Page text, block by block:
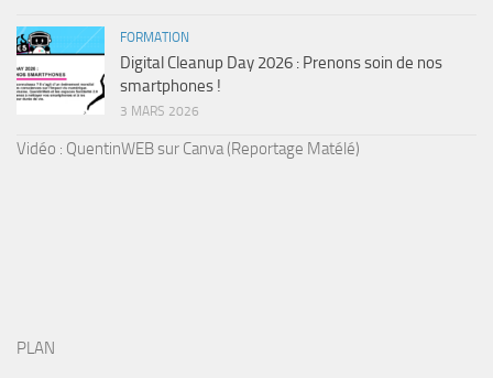
FORMATION
Digital Cleanup Day 2026 : Prenons soin de nos
smartphones !
3 MARS 2026
Vidéo : QuentinWEB sur Canva (Reportage Matélé)
PLAN